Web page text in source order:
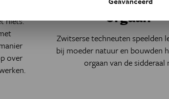
en
niets.
over
orgaan’
Zwitserse techneuten speelden
bij moeder natuur en bouwden
orgaan van de sidderaal